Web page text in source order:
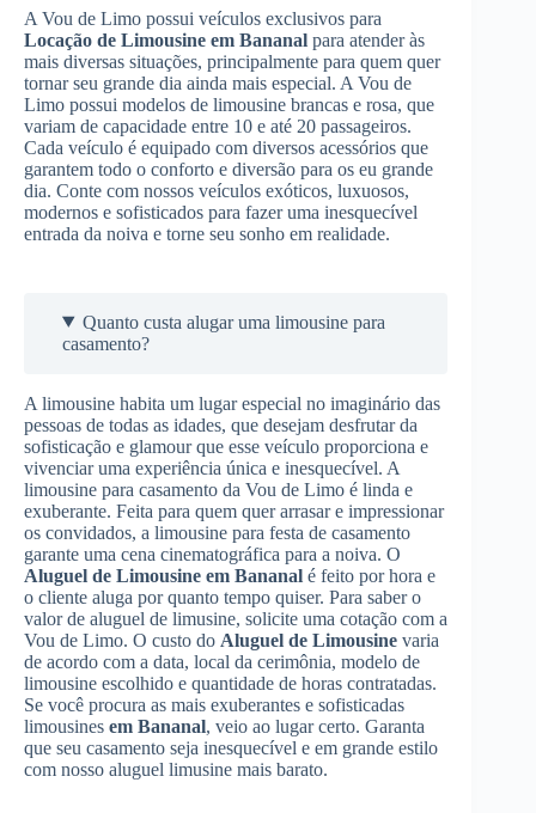
A Vou de Limo possui veículos exclusivos para
Locação de Limousine em Bananal para atender às
mais diversas situações, principalmente para quem quer
tornar seu grande dia ainda mais especial. A Vou de
Limo possui modelos de limousine brancas e rosa, que
variam de capacidade entre 10 e até 20 passageiros.
Cada veículo é equipado com diversos acessórios que
garantem todo o conforto e diversão para os eu grande
dia. Conte com nossos veículos exóticos, luxuosos,
modernos e sofisticados para fazer uma inesquecível
entrada da noiva e torne seu sonho em realidade.
Quanto custa alugar uma limousine para
casamento?
A limousine habita um lugar especial no imaginário das
pessoas de todas as idades, que desejam desfrutar da
sofisticação e glamour que esse veículo proporciona e
vivenciar uma experiência única e inesquecível. A
limousine para casamento da Vou de Limo é linda e
exuberante. Feita para quem quer arrasar e impressionar
os convidados, a limousine para festa de casamento
garante uma cena cinematográfica para a noiva. O
Aluguel de Limousine em Bananal é feito por hora e
o cliente aluga por quanto tempo quiser. Para saber o
valor de aluguel de limusine, solicite uma cotação com a
Vou de Limo. O custo do Aluguel de Limousine varia
de acordo com a data, local da cerimônia, modelo de
limousine escolhido e quantidade de horas contratadas.
Se você procura as mais exuberantes e sofisticadas
limousines em Bananal, veio ao lugar certo. Garanta
que seu casamento seja inesquecível e em grande estilo
com nosso aluguel limusine mais barato.